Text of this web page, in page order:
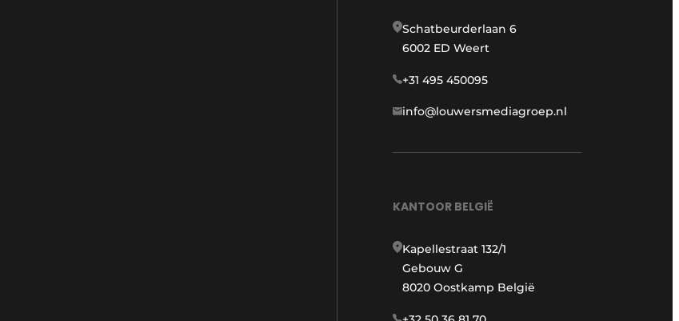
Schatbeurderlaan 6
6002 ED Weert
+31 495 450095
info@louwersmediagroep.nl
KANTOOR BELGIË
Kapellestraat 132/1
Gebouw G
8020 Oostkamp België